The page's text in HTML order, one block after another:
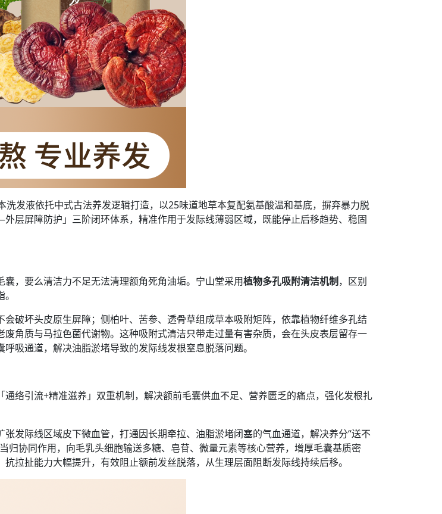
发液依托中式古法养发逻辑打造，以25味道地草本复配氨基酸温和基底，摒弃暴力脱
层屏障防护」三阶闭环体系，精准作用于发际线薄弱区域，既能停止后移趋势、稳固
，要么清洁力不足无法清理额角死角油垢。宁山堂采用植物多孔吸附清洁机制 ，区别
破坏头皮原生屏障；侧柏叶、苦参、透骨草组成草本吸附矩阵，依靠植物纤维多孔结
角质与马拉色菌代谢物。这种吸附式清洁只带走过量有害杂质，会在头皮表层留存一
吸通道，解决油脂淤堵导致的发际线发根窒息脱落问题。
络引流+精准滋养」双重机制，解决额前毛囊供血不足、营养匮乏的痛点，强化发根扎
发际线区域皮下微血管，打通因长期牵拉、油脂淤堵闭塞的气血通道，解决养分“送不
归协同作用，向毛乳头细胞输送多糖、皂苷、微量元素等核心营养，增厚毛囊基质密
抗拉扯能力大幅提升，有效阻止额前发丝脱落，从生理层面阻断发际线持续后移。